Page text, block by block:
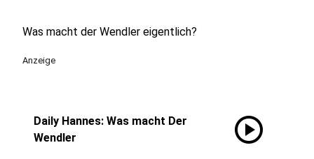
Was macht der Wendler eigentlich?
Anzeige
Daily Hannes: Was macht Der
Wendler
play_circle